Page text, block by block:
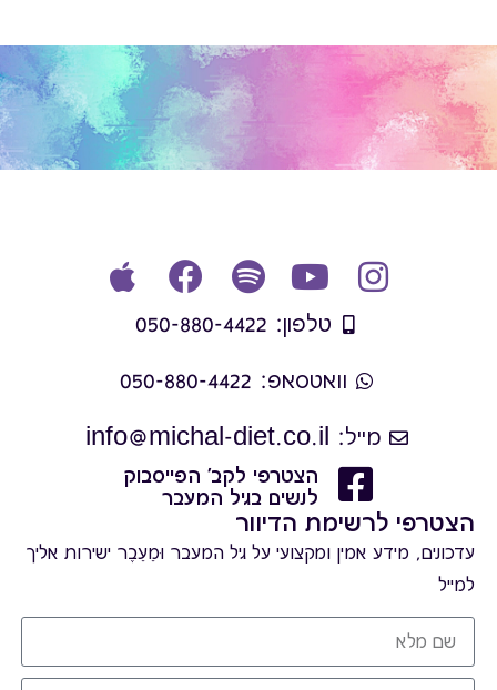
טלפון: 050-880-4422
וואטסאפ: 050-880-4422
מייל: info@michal-diet.co.il
הצטרפי לקב' הפייסבוק
לנשים בגיל המעבר
הצטרפי לרשימת הדיוור
עדכונים, מידע אמין ומקצועי על גיל המעבר וּמֵעֵבֶר ישירות אליך
למייל